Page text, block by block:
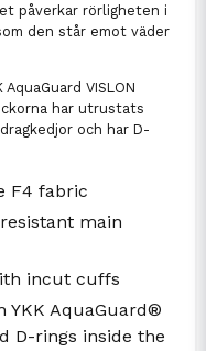
påverkar rörligheten i
den står emot väder
VISLON
har utrustats
och har D-
F4 fabric
main
incut cuffs
YKK AquaGuard®
D-rings inside the